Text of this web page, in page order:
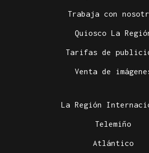
Trabaja con
Quiosco La
Tarifas de
Venta de
La Región
Telemiño
Atlántico